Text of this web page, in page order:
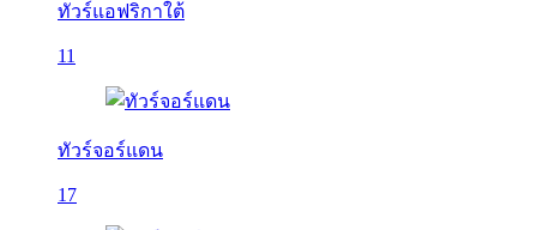
ทัวร์แอฟริกาใต้
11
ทัวร์จอร์แดน
17